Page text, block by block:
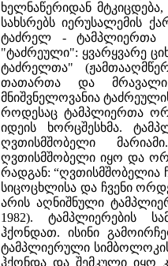
ხელნაწერიდან
სახსრებს იერუსალემის
ტაძრელ - ტამპლიერთა
"ტაძრეული": ყვარყვარე
ტაძრელთა"
თათართა და მრავალი
მნიშვნელოვანია
როდესაც ტამპლიერთა
იდეის ხორცშესხმა.
ღვთისმშობელი
ღვთისმშობელი იყო და
რადგან: “ღვთისმშობელია
სიცოცხლისა და ჩვენი
არის აღნიშნული
1982). ტამპლიერების
ჰქონდათ. ისინი
ტამპლიერული
ჰქონდა და შემკული იყო